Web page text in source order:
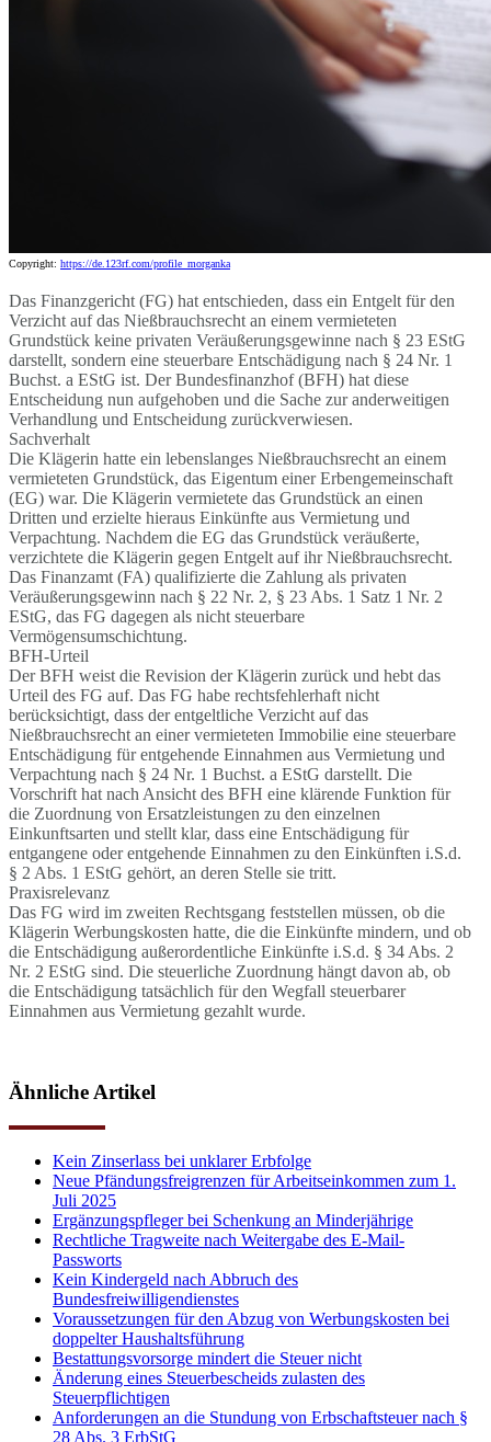
Copyright: https://de.123rf.com/profile_morganka
Das Finanzgericht (FG) hat entschieden, dass ein Entgelt für den
Verzicht auf das Nießbrauchsrecht an einem vermieteten
Grundstück keine privaten Veräußerungsgewinne nach § 23 EStG
darstellt, sondern eine steuerbare Entschädigung nach § 24 Nr. 1
Buchst. a EStG ist. Der Bundesfinanzhof (BFH) hat diese
Entscheidung nun aufgehoben und die Sache zur anderweitigen
Verhandlung und Entscheidung zurückverwiesen.
Sachverhalt
Die Klägerin hatte ein lebenslanges Nießbrauchsrecht an einem
vermieteten Grundstück, das Eigentum einer Erbengemeinschaft
(EG) war. Die Klägerin vermietete das Grundstück an einen
Dritten und erzielte hieraus Einkünfte aus Vermietung und
Verpachtung. Nachdem die EG das Grundstück veräußerte,
verzichtete die Klägerin gegen Entgelt auf ihr Nießbrauchsrecht.
Das Finanzamt (FA) qualifizierte die Zahlung als privaten
Veräußerungsgewinn nach § 22 Nr. 2, § 23 Abs. 1 Satz 1 Nr. 2
EStG, das FG dagegen als nicht steuerbare
Vermögensumschichtung.
BFH-Urteil
Der BFH weist die Revision der Klägerin zurück und hebt das
Urteil des FG auf. Das FG habe rechtsfehlerhaft nicht
berücksichtigt, dass der entgeltliche Verzicht auf das
Nießbrauchsrecht an einer vermieteten Immobilie eine steuerbare
Entschädigung für entgehende Einnahmen aus Vermietung und
Verpachtung nach § 24 Nr. 1 Buchst. a EStG darstellt. Die
Vorschrift hat nach Ansicht des BFH eine klärende Funktion für
die Zuordnung von Ersatzleistungen zu den einzelnen
Einkunftsarten und stellt klar, dass eine Entschädigung für
entgangene oder entgehende Einnahmen zu den Einkünften i.S.d.
§ 2 Abs. 1 EStG gehört, an deren Stelle sie tritt.
Praxisrelevanz
Das FG wird im zweiten Rechtsgang feststellen müssen, ob die
Klägerin Werbungskosten hatte, die die Einkünfte mindern, und ob
die Entschädigung außerordentliche Einkünfte i.S.d. § 34 Abs. 2
Nr. 2 EStG sind. Die steuerliche Zuordnung hängt davon ab, ob
die Entschädigung tatsächlich für den Wegfall steuerbarer
Einnahmen aus Vermietung gezahlt wurde.
Ähnliche Artikel
Kein Zinserlass bei unklarer Erbfolge
Neue Pfändungsfreigrenzen für Arbeitseinkommen zum 1.
Juli 2025
Ergänzungspfleger bei Schenkung an Minderjährige
Rechtliche Tragweite nach Weitergabe des E-Mail-
Passworts
Kein Kindergeld nach Abbruch des
Bundesfreiwilligendienstes
Voraussetzungen für den Abzug von Werbungskosten bei
doppelter Haushaltsführung
Bestattungsvorsorge mindert die Steuer nicht
Änderung eines Steuerbescheids zulasten des
Steuerpflichtigen
Anforderungen an die Stundung von Erbschaftsteuer nach §
28 Abs. 3 ErbStG